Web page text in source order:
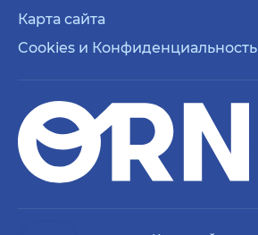
Карта сайта
Cookies и Конфиденциальность